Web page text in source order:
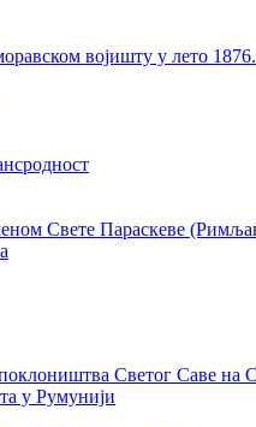
војишту у лето
Свете Параскеве
Светог Саве на
у Румунији